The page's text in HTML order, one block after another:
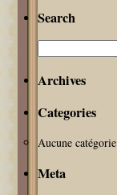
Search
Archives
Categories
Aucune catégorie
Meta